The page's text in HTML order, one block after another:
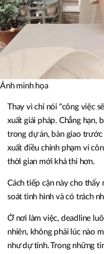
Ảnh minh họa
Thay vì chỉ nói "công việc
xuất giải pháp. Chẳng hạn,
trong dự án, bàn giao
xuất điều chỉnh phạm vi
thời gian mới khả thi hơn.
Cách tiếp cận này cho
soát tình hình và có trách
Ở nơi làm việc, deadline
nhiên, không phải lúc nào
như dự tính. Trong những